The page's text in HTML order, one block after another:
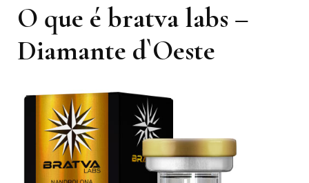
O que é bratva labs –
Diamante d`Oeste